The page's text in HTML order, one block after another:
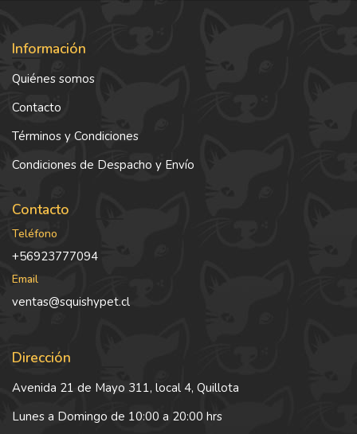
Información
Quiénes somos
Contacto
Términos y Condiciones
Condiciones de Despacho y Envío
Contacto
Teléfono
+56923777094
Email
ventas@squishypet.cl
Dirección
Avenida 21 de Mayo 311, local 4, Quillota
Lunes a Domingo de 10:00 a 20:00 hrs